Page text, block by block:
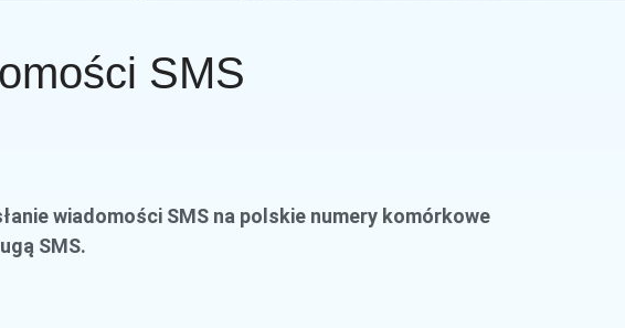
SMS
wiadomości SMS na polskie numery komórkowe
SMS.